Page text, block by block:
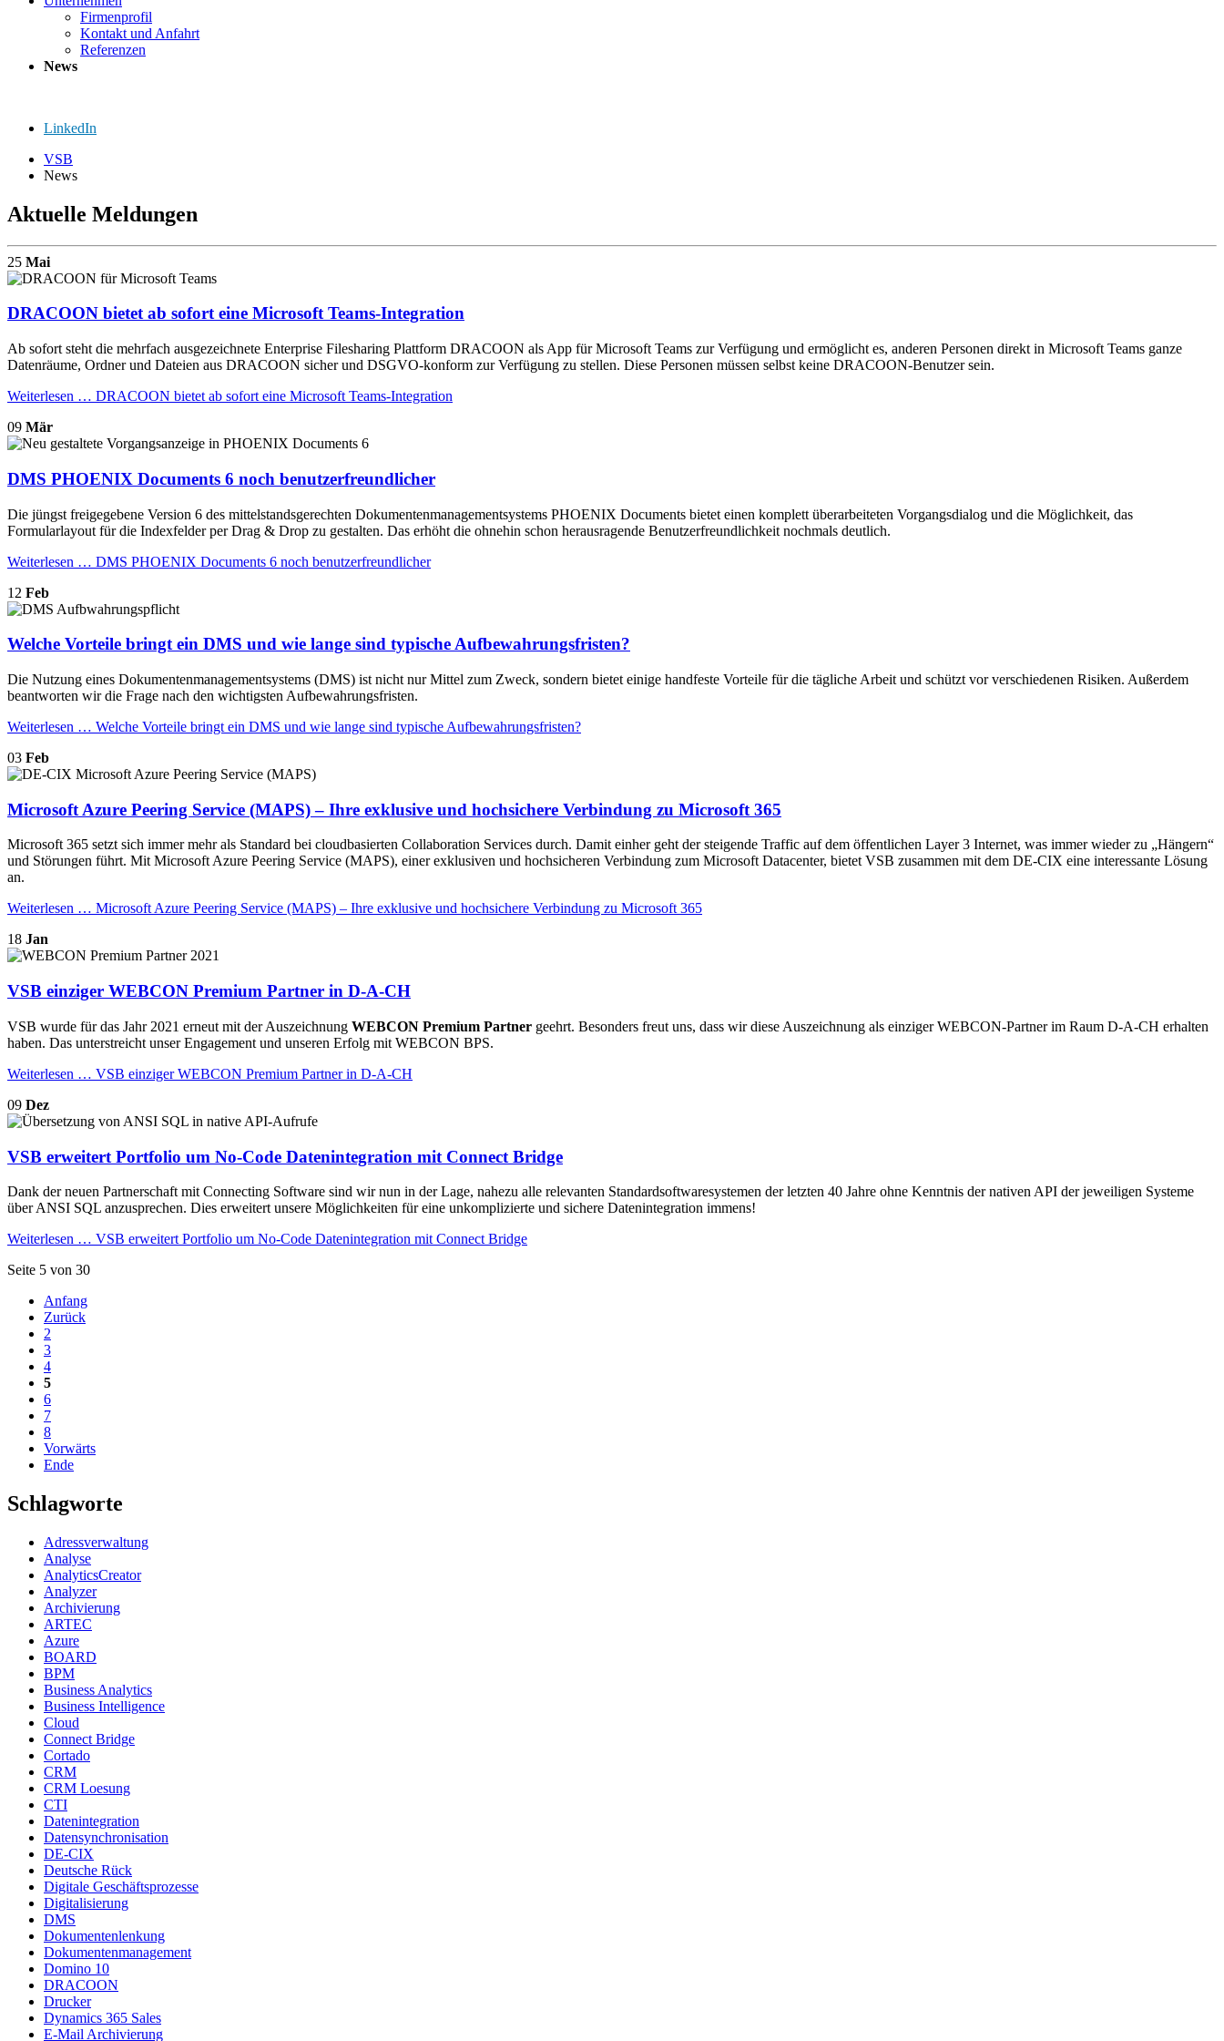
Firmenprofil
Kontakt und Anfahrt
Referenzen
News
LinkedIn
VSB
News
Aktuelle Meldungen
25 Mai
DRACOON bietet ab sofort eine Microsoft Teams-Integration
Ab sofort steht die mehrfach ausgezeichnete Enterprise Filesharing Plattform DRACOON als App für Microsoft Teams zur Verfügung und ermöglicht es, anderen Personen direkt in Microsoft Teams ganze
Datenräume, Ordner und Dateien aus DRACOON sicher und DSGVO-konform zur Verfügung zu stellen. Diese Personen müssen selbst keine DRACOON-Benutzer sein.
Weiterlesen … DRACOON bietet ab sofort eine Microsoft Teams-Integration
09 Mär
DMS PHOENIX Documents 6 noch benutzerfreundlicher
Die jüngst freigegebene Version 6 des mittelstandsgerechten Dokumentenmanagementsystems PHOENIX Documents bietet einen komplett überarbeiteten Vorgangsdialog und die Möglichkeit, das
Formularlayout für die Indexfelder per Drag & Drop zu gestalten. Das erhöht die ohnehin schon herausragende Benutzerfreundlichkeit nochmals deutlich.
Weiterlesen … DMS PHOENIX Documents 6 noch benutzerfreundlicher
12 Feb
Welche Vorteile bringt ein DMS und wie lange sind typische Aufbewahrungsfristen?
Die Nutzung eines Dokumentenmanagementsystems (DMS) ist nicht nur Mittel zum Zweck, sondern bietet einige handfeste Vorteile für die tägliche Arbeit und schützt vor verschiedenen Risiken. Außerdem
beantworten wir die Frage nach den wichtigsten Aufbewahrungsfristen.
Weiterlesen … Welche Vorteile bringt ein DMS und wie lange sind typische Aufbewahrungsfristen?
03 Feb
Microsoft Azure Peering Service (MAPS) – Ihre exklusive und hochsichere Verbindung zu Microsoft 365
Microsoft 365 setzt sich immer mehr als Standard bei cloudbasierten Collaboration Services durch. Damit einher geht der steigende Traffic auf dem öffentlichen Layer 3 Internet, was immer wieder zu „Hängern“
und Störungen führt. Mit Microsoft Azure Peering Service (MAPS), einer exklusiven und hochsicheren Verbindung zum Microsoft Datacenter, bietet VSB zusammen mit dem DE-CIX eine interessante Lösung
an.
Weiterlesen … Microsoft Azure Peering Service (MAPS) – Ihre exklusive und hochsichere Verbindung zu Microsoft 365
18 Jan
VSB einziger WEBCON Premium Partner in D-A-CH
VSB wurde für das Jahr 2021 erneut mit der Auszeichnung WEBCON Premium Partner geehrt. Besonders freut uns, dass wir diese Auszeichnung als einziger WEBCON-Partner im Raum D-A-CH erhalten
haben. Das unterstreicht unser Engagement und unseren Erfolg mit WEBCON BPS.
Weiterlesen … VSB einziger WEBCON Premium Partner in D-A-CH
09 Dez
VSB erweitert Portfolio um No-Code Datenintegration mit Connect Bridge
Dank der neuen Partnerschaft mit Connecting Software sind wir nun in der Lage, nahezu alle relevanten Standardsoftwaresystemen der letzten 40 Jahre ohne Kenntnis der nativen API der jeweiligen Systeme
über ANSI SQL anzusprechen. Dies erweitert unsere Möglichkeiten für eine unkomplizierte und sichere Datenintegration immens!
Weiterlesen … VSB erweitert Portfolio um No-Code Datenintegration mit Connect Bridge
Seite 5 von 30
Anfang
Zurück
2
3
4
5
6
7
8
Vorwärts
Ende
Schlagworte
Adressverwaltung
Analyse
AnalyticsCreator
Analyzer
Archivierung
ARTEC
Azure
BOARD
BPM
Business Analytics
Business Intelligence
Cloud
Connect Bridge
Cortado
CRM
CRM Loesung
CTI
Datenintegration
Datensynchronisation
DE-CIX
Deutsche Rück
Digitale Geschäftsprozesse
Digitalisierung
DMS
Dokumentenlenkung
Dokumentenmanagement
Domino 10
DRACOON
Drucker
Dynamics 365 Sales
E-Mail Archivierung